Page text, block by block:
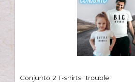
Conjunto 2 T-shirts "trouble"